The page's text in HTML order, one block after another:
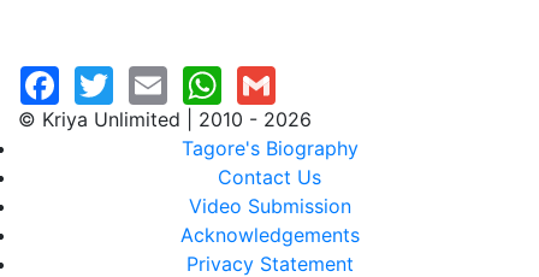
© Kriya Unlimited | 2010 - 2026
Tagore's Biography
Contact Us
Video Submission
Acknowledgements
Privacy Statement